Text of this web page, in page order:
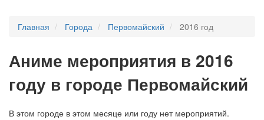
Главная Города Первомайский 2016 год
Аниме мероприятия в 2016
году в городе Первомайский
В этом городе в этом месяце или году нет мероприятий.